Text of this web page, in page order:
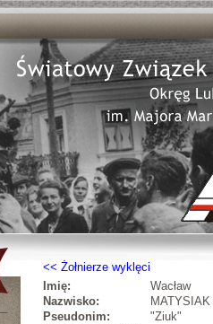
Żołnierze wyklęci
Imię:
Wacław
Nazwisko:
MATYSIAK
Pseudonim:
"Ziuk"